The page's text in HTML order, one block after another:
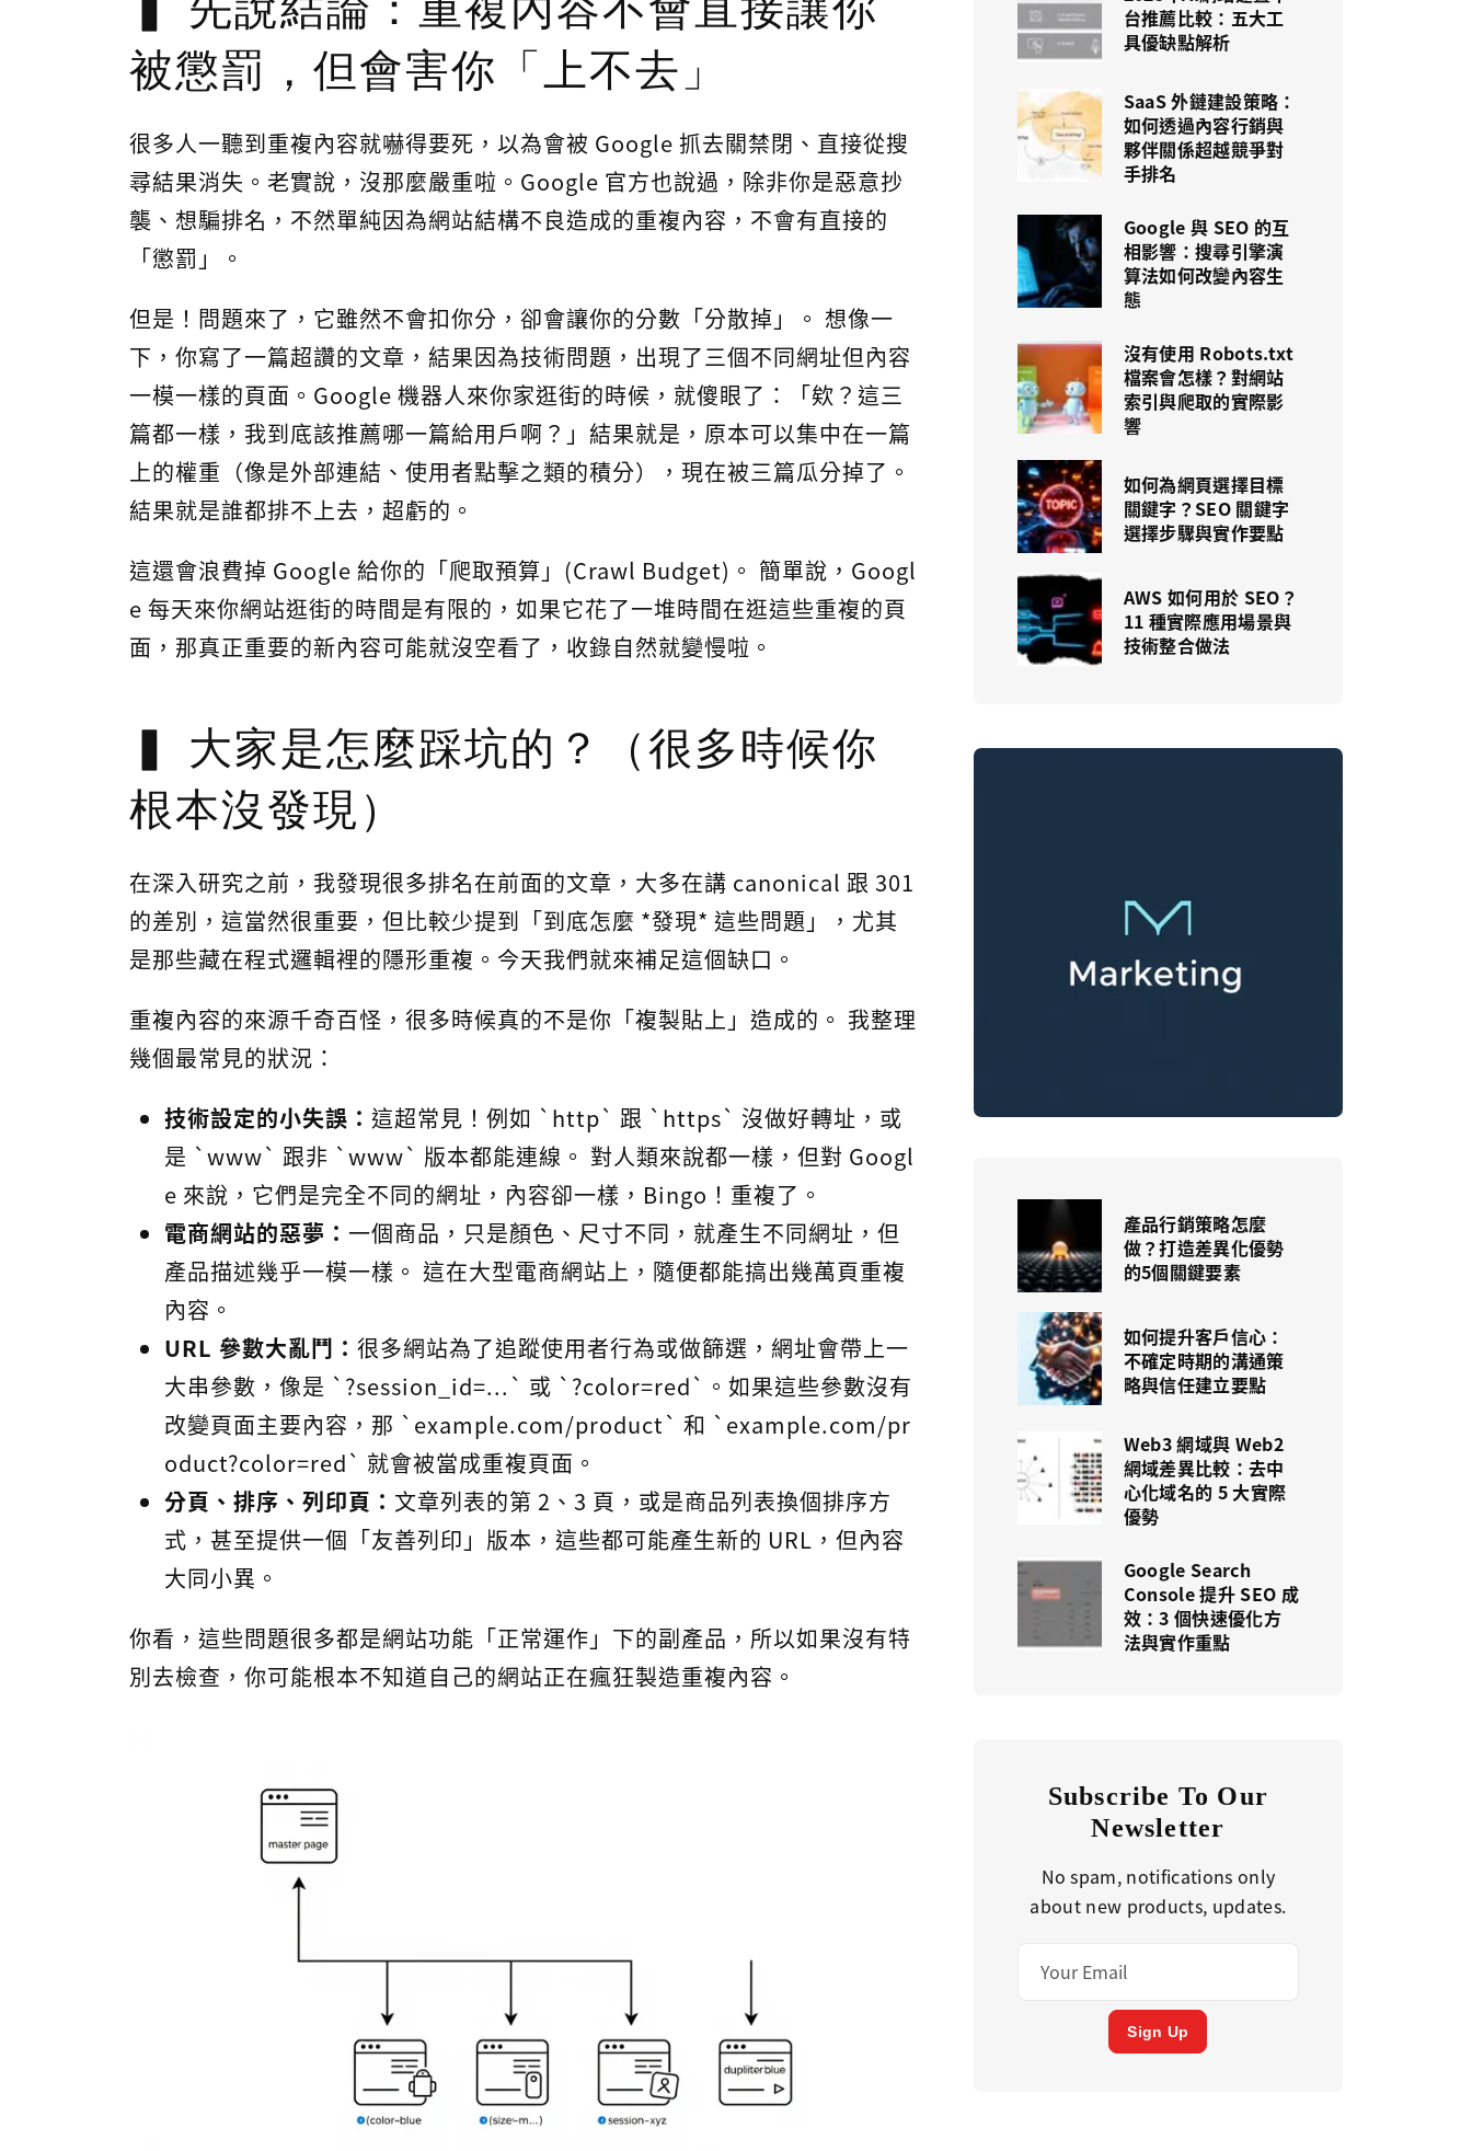
被懲罰，但會害你「上不去」
很多人一聽到重複內容就嚇得要死，以為會被 Google 抓去關禁閉、直接從搜
尋結果消失。老實說，沒那麼嚴重啦。Google 官方也說過，除非你是惡意抄
襲、想騙排名，不然單純因為網站結構不良造成的重複內容，不會有直接的
「懲罰」。
但是！問題來了，它雖然不會扣你分，卻會讓你的分數「分散掉」。 想像一
下，你寫了一篇超讚的文章，結果因為技術問題，出現了三個不同網址但內容
一模一樣的頁面。Google 機器人來你家逛街的時候，就傻眼了：「欸？這三
篇都一樣，我到底該推薦哪一篇給用戶啊？」結果就是，原本可以集中在一篇
上的權重（像是外部連結、使用者點擊之類的積分），現在被三篇瓜分掉了。
結果就是誰都排不上去，超虧的。
這還會浪費掉 Google 給你的「爬取預算」(Crawl Budget)。 簡單說，Googl
e 每天來你網站逛街的時間是有限的，如果它花了一堆時間在逛這些重複的頁
面，那真正重要的新內容可能就沒空看了，收錄自然就變慢啦。
大家是怎麼踩坑的？（很多時候你
根本沒發現）
在深入研究之前，我發現很多排名在前面的文章，大多在講 canonical 跟 301
的差別，這當然很重要，但比較少提到「到底怎麼 *發現* 這些問題」，尤其
是那些藏在程式邏輯裡的隱形重複。今天我們就來補足這個缺口。
重複內容的來源千奇百怪，很多時候真的不是你「複製貼上」造成的。 我整理
幾個最常見的狀況：
技術設定的小失誤： 這超常見！例如 `http` 跟 `https` 沒做好轉址，或
是 `www` 跟非 `www` 版本都能連線。 對人類來說都一樣，但對 Googl
e 來說，它們是完全不同的網址，內容卻一樣，Bingo！重複了。
電商網站的惡夢： 一個商品，只是顏色、尺寸不同，就產生不同網址，但
產品描述幾乎一模一樣。 這在大型電商網站上，隨便都能搞出幾萬頁重複
內容。
URL 參數大亂鬥： 很多網站為了追蹤使用者行為或做篩選，網址會帶上一
大串參數，像是 `?session_id=...` 或 `?color=red`。如果這些參數沒有
改變頁面主要內容，那 `example.com/product` 和 `example.com/pr
oduct?color=red` 就會被當成重複頁面。
分頁、排序、列印頁： 文章列表的第 2、3 頁，或是商品列表換個排序方
式，甚至提供一個「友善列印」版本，這些都可能產生新的 URL，但內容
大同小異。
你看，這些問題很多都是網站功能「正常運作」下的副產品，所以如果沒有特
別去檢查，你可能根本不知道自己的網站正在瘋狂製造重複內容。
台推薦比較：五大工
具優缺點解析
SaaS 外鏈建設策略：
如何透過內容行銷與
夥伴關係超越競爭對
手排名
Google 與 SEO 的互
相影響：搜尋引擎演
算法如何改變內容生
態
沒有使用 Robots.txt
檔案會怎樣？對網站
索引與爬取的實際影
響
如何為網頁選擇目標
關鍵字？SEO 關鍵字
選擇步驟與實作要點
AWS 如何用於 SEO？
11 種實際應用場景與
技術整合做法
產品行銷策略怎麼
做？打造差異化優勢
的5個關鍵要素
如何提升客戶信心：
不確定時期的溝通策
略與信任建立要點
Web3 網域與 Web2
網域差異比較：去中
心化域名的 5 大實際
優勢
Google Search
Console 提升 SEO 成
效：3 個快速優化方
法與實作重點
Subscribe To Our
Newsletter
No spam, notifications only
about new products, updates.
Sign Up